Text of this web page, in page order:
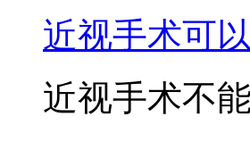
近视手术可
近视手术不